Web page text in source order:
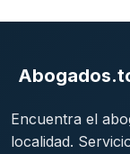
Encuentra el
localidad.